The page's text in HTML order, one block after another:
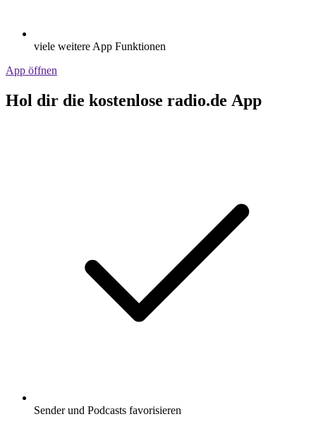
viele weitere App Funktionen
App öffnen
Hol dir die kostenlose radio.de App
Sender und Podcasts favorisieren